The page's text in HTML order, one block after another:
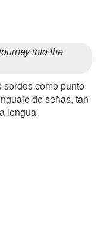
into the
como punto
de señas, tan
lengua